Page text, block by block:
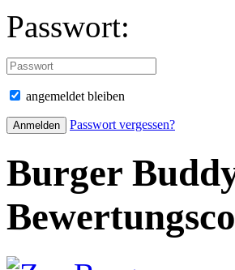
Passwort:
angemeldet bleiben
Passwort vergessen?
Burger